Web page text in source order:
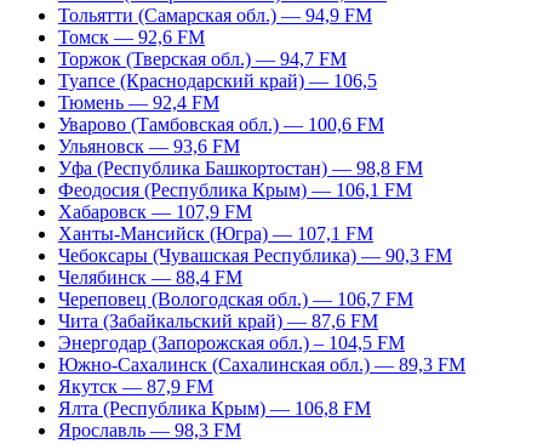
Тольятти (Самарская обл.) — 94,9 FM
Томск — 92,6 FM
Торжок (Тверская обл.) — 94,7 FM
Туапсе (Краснодарский край) — 106,5
Тюмень — 92,4 FM
Уварово (Тамбовская обл.) — 100,6 FM
Ульяновск — 93,6 FM
Уфа (Республика Башкортостан) — 98,8 FM
Феодосия (Республика Крым) — 106,1 FM
Хабаровск — 107,9 FM
Ханты-Мансийск (Югра) — 107,1 FM
Чебоксары (Чувашская Республика) — 90,3 FM
Челябинск — 88,4 FM
Череповец (Вологодская обл.) — 106,7 FM
Чита (Забайкальский край) — 87,6 FM
Энергодар (Запорожская обл.) – 104,5 FM
Южно-Сахалинск (Сахалинская обл.) — 89,3 FM
Якутск — 87,9 FM
Ялта (Республика Крым) — 106,8 FM
Ярославль — 98,3 FM